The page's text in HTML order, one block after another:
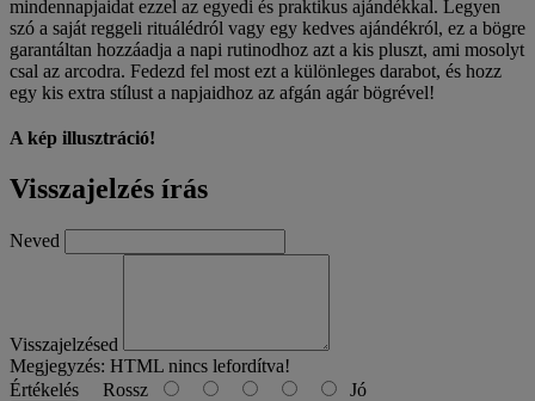
mindennapjaidat ezzel az egyedi és praktikus ajándékkal. Legyen
szó a saját reggeli rituálédról vagy egy kedves ajándékról, ez a bögre
garantáltan hozzáadja a napi rutinodhoz azt a kis pluszt, ami mosolyt
csal az arcodra. Fedezd fel most ezt a különleges darabot, és hozz
egy kis extra stílust a napjaidhoz az afgán agár bögrével!
A kép illusztráció!
Visszajelzés írás
Neved
Visszajelzésed
Megjegyzés: HTML nincs lefordítva!
Értékelés Rossz Jó